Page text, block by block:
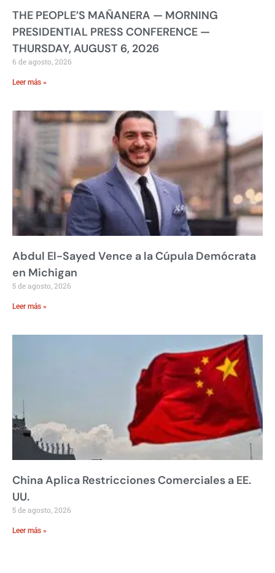
THE PEOPLE’S MAÑANERA — MORNING
PRESIDENTIAL PRESS CONFERENCE —
THURSDAY, AUGUST 6, 2026
6 de agosto, 2026
Leer más »
Abdul El-Sayed Vence a la Cúpula Demócrata
en Michigan
5 de agosto, 2026
Leer más »
China Aplica Restricciones Comerciales a EE.
UU.
5 de agosto, 2026
Leer más »